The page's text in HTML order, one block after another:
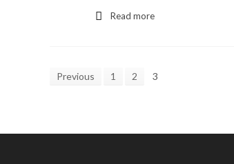
Read more
Previous 1 2 3